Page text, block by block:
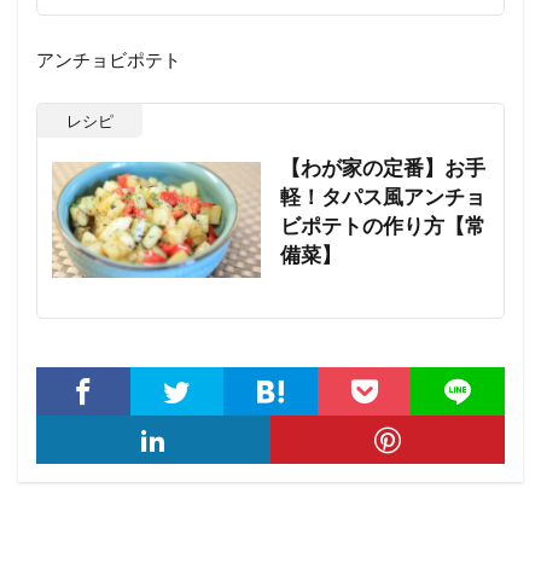
アンチョビポテト
レシピ
【わが家の定番】お手
軽！タパス風アンチョ
ビポテトの作り方【常
備菜】